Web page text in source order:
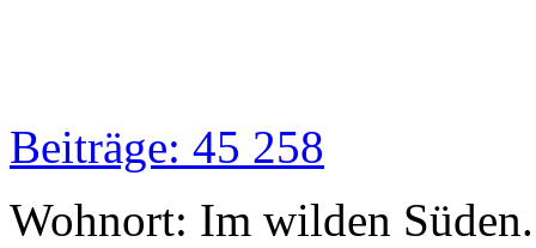
Beiträge: 45 258
Wohnort: Im wilden